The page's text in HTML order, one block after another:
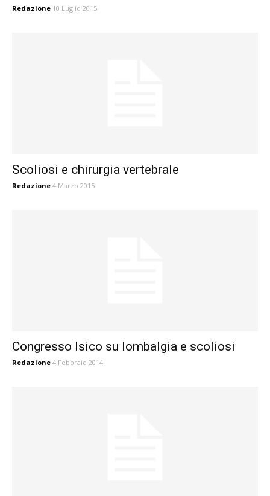
Redazione 10 Luglio 2015
Scoliosi e chirurgia vertebrale
Redazione 4 Marzo 2015
Congresso Isico su lombalgia e scoliosi
Redazione 4 Febbraio 2014